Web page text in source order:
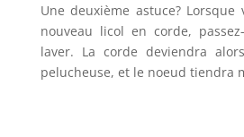
Une deuxième astuce? Lorsque
nouveau licol en corde,
laver. La corde deviendra
pelucheuse, et le noeud tiendra